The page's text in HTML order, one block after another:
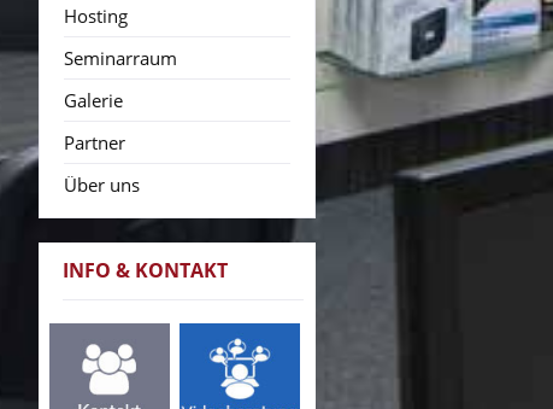
Hosting
Seminarraum
Galerie
Partner
Über uns
INFO & KONTAKT